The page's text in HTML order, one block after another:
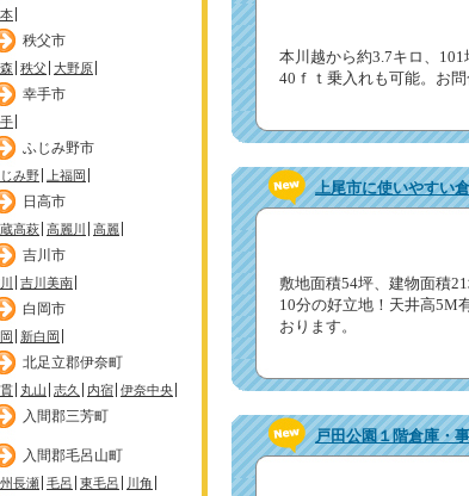
秩父市
秩父 大野原
幸手市
ふじみ野市
み野 上福岡
日高市
高萩 高麗川 高麗
吉川市
吉川美南
白岡市
新白岡
北足立郡伊奈町
丸山 志久 内宿 伊奈中央
入間郡三芳町
入間郡毛呂山町
長瀬 毛呂 東毛呂 川角
本川越から約3.7キロ、
40ｆｔ乗入れも可能。お
上尾市に使いやすい
敷地面積54坪、建物面積
10分の好立地！天井高5M
おります。
戸田公園１階倉庫・